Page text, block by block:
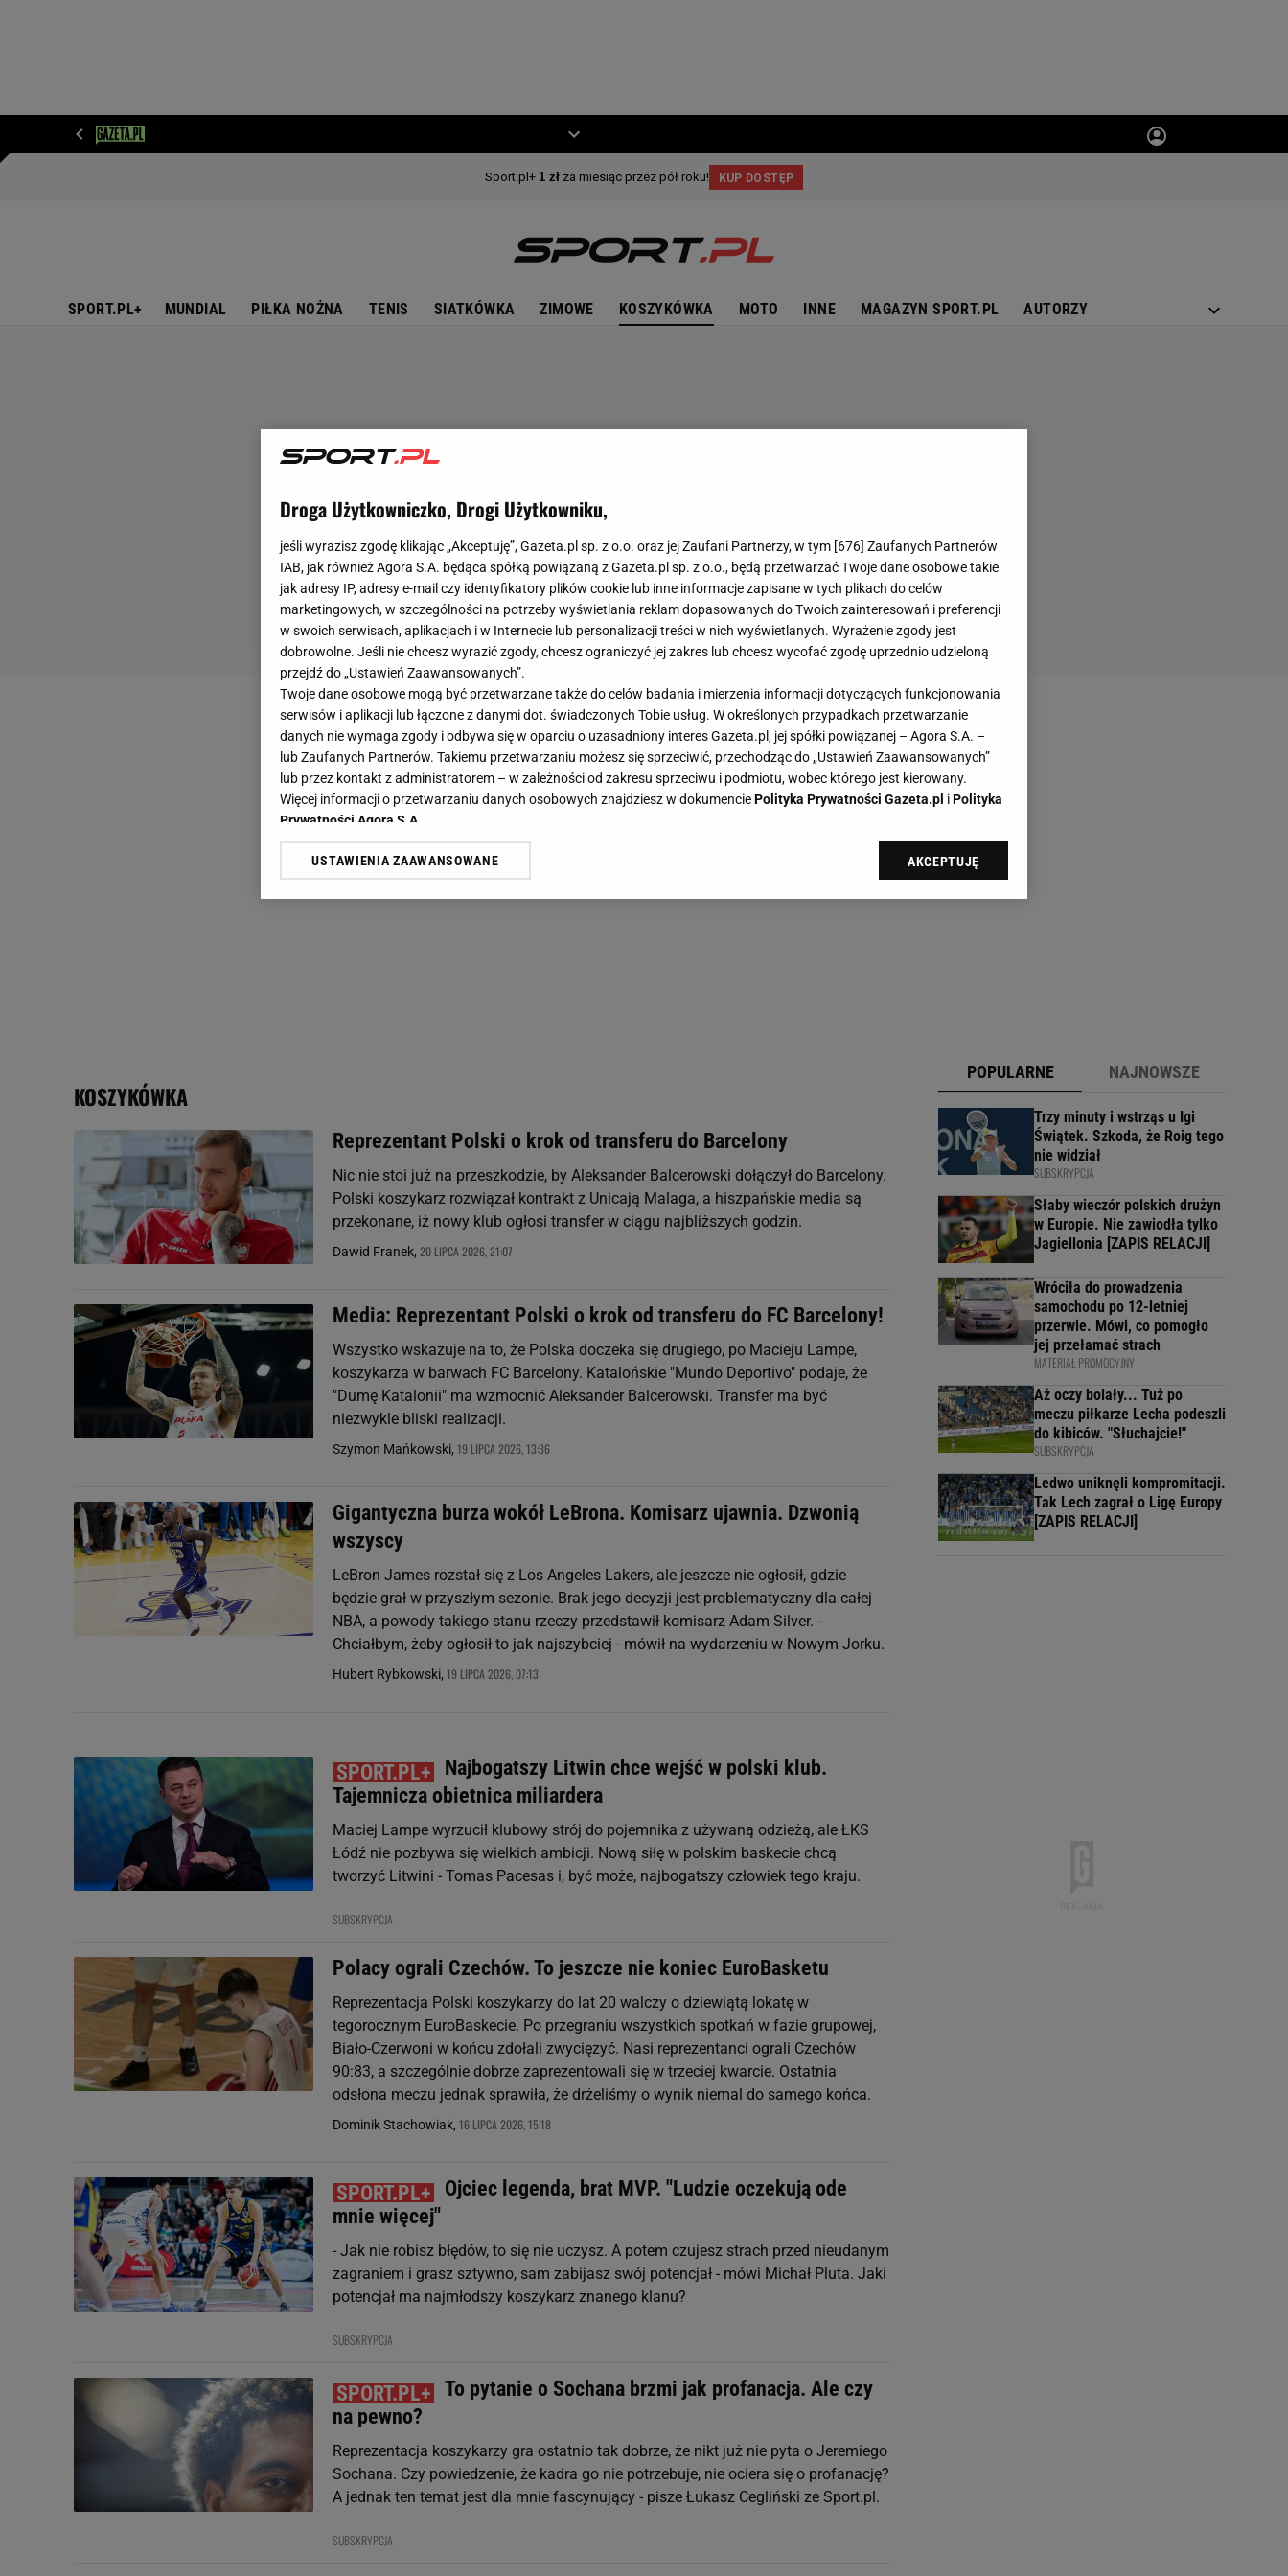
SPORT.PL+ MUNDIAL PIŁKA NOŻNA TENIS SIATKÓWKA ZIMOWE KOSZYKÓWKA MOTO INNE MAGAZYN SPORT.PL AUTORZY
KOSZYKÓWKA
Reprezentant Polski o krok od transferu do Barcelony
Nic nie stoi już na przeszkodzie, by Aleksander Balcerowski dołączył do Barcelony.
Polski koszykarz rozwiązał kontrakt z Unicają Malaga, a hiszpańskie media są
przekonane, iż nowy klub ogłosi transfer w ciągu najbliższych godzin.
Dawid Franek, 20 LIPCA 2026, 21:07
Media: Reprezentant Polski o krok od transferu do FC Barcelony!
Wszystko wskazuje na to, że Polska doczeka się drugiego, po Macieju Lampe,
koszykarza w barwach FC Barcelony. Katalońskie "Mundo Deportivo" podaje, że
"Dumę Katalonii" ma wzmocnić Aleksander Balcerowski. Transfer ma być
niezwykle bliski realizacji.
Szymon Mańkowski, 19 LIPCA 2026, 13:36
Gigantyczna burza wokół LeBrona. Komisarz ujawnia. Dzwonią
wszyscy
LeBron James rozstał się z Los Angeles Lakers, ale jeszcze nie ogłosił, gdzie
będzie grał w przyszłym sezonie. Brak jego decyzji jest problematyczny dla całej
NBA, a powody takiego stanu rzeczy przedstawił komisarz Adam Silver. -
Chciałbym, żeby ogłosił to jak najszybciej - mówił na wydarzeniu w Nowym Jorku.
Hubert Rybkowski, 19 LIPCA 2026, 07:13
Najbogatszy Litwin chce wejść w polski klub.
Tajemnicza obietnica miliardera
Maciej Lampe wyrzucił klubowy strój do pojemnika z używaną odzieżą, ale ŁKS
Łódź nie pozbywa się wielkich ambicji. Nową siłę w polskim baskecie chcą
tworzyć Litwini - Tomas Pacesas i, być może, najbogatszy człowiek tego kraju.
SUBSKRYPCJA
Polacy ograli Czechów. To jeszcze nie koniec EuroBasketu
Reprezentacja Polski koszykarzy do lat 20 walczy o dziewiątą lokatę w
tegorocznym EuroBaskecie. Po przegraniu wszystkich spotkań w fazie grupowej,
Biało-Czerwoni w końcu zdołali zwycięzyć. Nasi reprezentanci ograli Czechów
90:83, a szczególnie dobrze zaprezentowali się w trzeciej kwarcie. Ostatnia
odsłona meczu jednak sprawiła, że drżeliśmy o wynik niemal do samego końca.
Dominik Stachowiak, 16 LIPCA 2026, 15:18
Ojciec legenda, brat MVP. "Ludzie oczekują ode
mnie więcej"
- Jak nie robisz błędów, to się nie uczysz. A potem czujesz strach przed nieudanym
zagraniem i grasz sztywno, sam zabijasz swój potencjał - mówi Michał Pluta. Jaki
potencjał ma najmłodszy koszykarz znanego klanu?
SUBSKRYPCJA
To pytanie o Sochana brzmi jak profanacja. Ale czy
na pewno?
Reprezentacja koszykarzy gra ostatnio tak dobrze, że nikt już nie pyta o Jeremiego
Sochana. Czy powiedzenie, że kadra go nie potrzebuje, nie ociera się o profanację?
A jednak ten temat jest dla mnie fascynujący - pisze Łukasz Cegliński ze Sport.pl.
SUBSKRYPCJA
POPULARNE NAJNOWSZE
Trzy minuty i wstrząs u Igi
Świątek. Szkoda, że Roig tego
nie widział
SUBSKRYPCJA
Słaby wieczór polskich drużyn
w Europie. Nie zawiodła tylko
Jagiellonia [ZAPIS RELACJI]
Wróciła do prowadzenia
samochodu po 12-letniej
przerwie. Mówi, co pomogło
jej przełamać strach
MATERIAŁ PROMOCYJNY
Aż oczy bolały... Tuż po
meczu piłkarze Lecha podeszli
do kibiców. "Słuchajcie!"
SUBSKRYPCJA
Ledwo uniknęli kompromitacji.
Tak Lech zagrał o Ligę Europy
[ZAPIS RELACJI]
Droga Użytkowniczko, Drogi Użytkowniku,
jeśli wyrazisz zgodę klikając „Akceptuję”, Gazeta.pl sp. z o.o. oraz jej Zaufani Partnerzy, w tym [676] Zaufanych Partnerów
IAB, jak również Agora S.A. będąca spółką powiązaną z Gazeta.pl sp. z o.o., będą przetwarzać Twoje dane osobowe takie
jak adresy IP, adresy e-mail czy identyfikatory plików cookie lub inne informacje zapisane w tych plikach do celów
marketingowych, w szczególności na potrzeby wyświetlania reklam dopasowanych do Twoich zainteresowań i preferencji
w swoich serwisach, aplikacjach i w Internecie lub personalizacji treści w nich wyświetlanych. Wyrażenie zgody jest
dobrowolne. Jeśli nie chcesz wyrazić zgody, chcesz ograniczyć jej zakres lub chcesz wycofać zgodę uprzednio udzieloną
przejdź do „Ustawień Zaawansowanych”.
Twoje dane osobowe mogą być przetwarzane także do celów badania i mierzenia informacji dotyczących funkcjonowania
serwisów i aplikacji lub łączone z danymi dot. świadczonych Tobie usług. W określonych przypadkach przetwarzanie
danych nie wymaga zgody i odbywa się w oparciu o uzasadniony interes Gazeta.pl, jej spółki powiązanej – Agora S.A. –
lub Zaufanych Partnerów. Takiemu przetwarzaniu możesz się sprzeciwić, przechodząc do „Ustawień Zaawansowanych”
lub przez kontakt z administratorem – w zależności od zakresu sprzeciwu i podmiotu, wobec którego jest kierowany.
Więcej informacji o przetwarzaniu danych osobowych znajdziesz w dokumenciePolityka Prywatności Gazeta.pl iPolityka
Prywatności Agora S.A.
Klikając „Akceptuję” wyrażasz też zgodę na zainstalowanie i przechowywanie plików cookie Gazeta.pl sp. z o.o., jej
Zaufanych Partnerów i Agora S.A. na Twoim urządzeniu końcowym. Możesz w każdej chwili zmienić swoje preferencje
USTAWIENIA ZAAWANSOWANE AKCEPTUJĘ